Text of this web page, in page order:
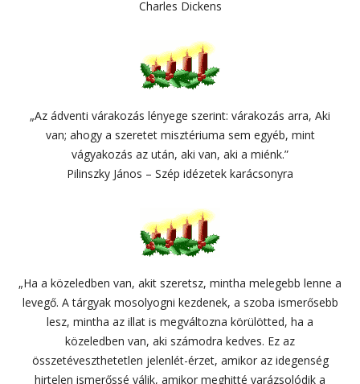
Charles Dickens
„Az ádventi várakozás lényege szerint: várakozás arra, Aki
van; ahogy a szeretet misztériuma sem egyéb, mint
vágyakozás az után, aki van, aki a miénk.”
Pilinszky János – Szép idézetek karácsonyra
„Ha a közeledben van, akit szeretsz, mintha melegebb lenne a
levegő. A tárgyak mosolyogni kezdenek, a szoba ismerősebb
lesz, mintha az illat is megváltozna körülötted, ha a
közeledben van, aki számodra kedves. Ez az
összetéveszthetetlen jelenlét-érzet, amikor az idegenség
hirtelen ismerőssé válik, amikor meghitté varázsolódik a